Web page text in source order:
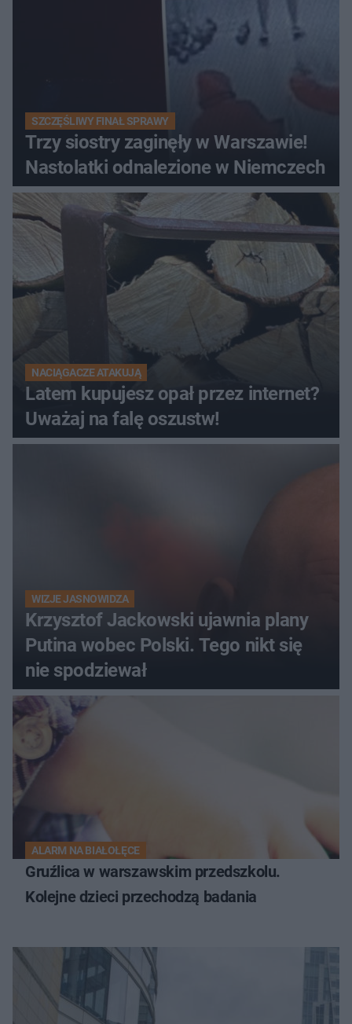
SZCZĘŚLIWY FINAŁ SPRAWY
Trzy siostry zaginęły w Warszawie!
Nastolatki odnalezione w Niemczech
NACIĄGACZE ATAKUJĄ
Latem kupujesz opał przez internet?
Uważaj na falę oszustw!
WIZJE JASNOWIDZA
Krzysztof Jackowski ujawnia plany
Putina wobec Polski. Tego nikt się
nie spodziewał
ALARM NA BIAŁOŁĘCE
Gruźlica w warszawskim przedszkolu.
Kolejne dzieci przechodzą badania